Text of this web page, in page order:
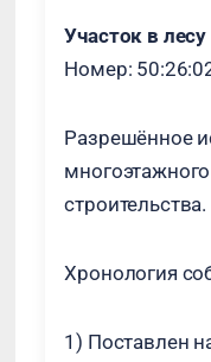
Участок в
Номер:
Разрешённое
строительства.
Хронология
1) Поставлен